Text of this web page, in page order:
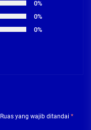
0%
0%
0%
Ruas yang wajib ditandai *